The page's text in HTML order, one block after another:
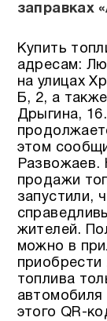
заправках
Купить
адресам:
на улицах
Б, 2, а
Дрыгина,
этом
Развожаев.
продажи
запустили,
жителей.
можно в
приобрести
топлива
автомобиля
этого QR-